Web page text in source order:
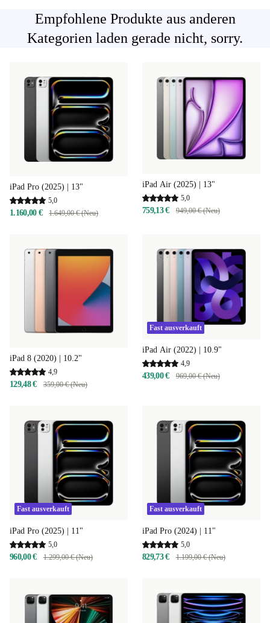
Empfohlene Produkte aus anderen
Kategorien laden gerade nicht, sorry.
iPad Pro (2025) | 13"
5,0
1.160,00 € 1.649,00 € (Neu)
iPad Air (2025) | 13"
5,0
759,13 € 949,00 € (Neu)
iPad 8 (2020) | 10.2"
4,9
129,48 € 359,00 € (Neu)
Fast ausverkauft
iPad Air (2022) | 10.9"
4,9
439,00 € 969,00 € (Neu)
Fast ausverkauft
iPad Pro (2025) | 11"
5,0
960,00 € 1.299,00 € (Neu)
Fast ausverkauft
iPad Pro (2024) | 11"
5,0
829,73 € 1.199,00 € (Neu)